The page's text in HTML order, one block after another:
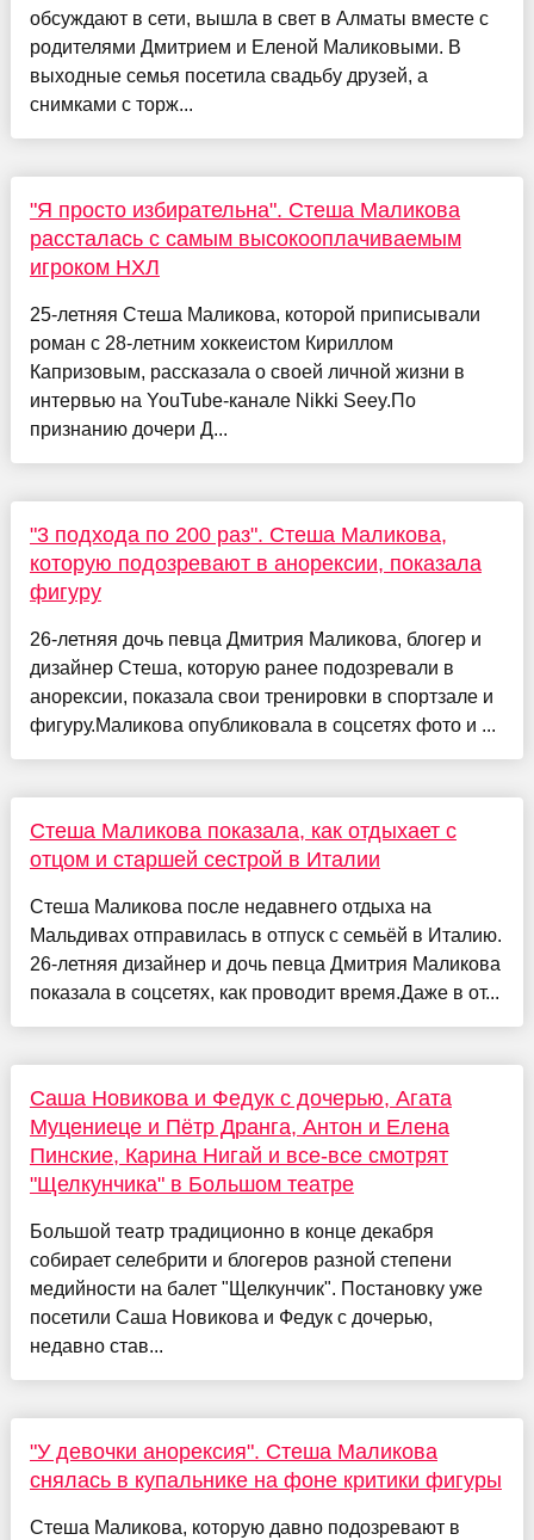
обсуждают в сети, вышла в свет в Алматы вместе с
родителями Дмитрием и Еленой Маликовыми. В
выходные семья посетила свадьбу друзей, а
снимками с торж...
"Я просто избирательна". Стеша Маликова
рассталась с самым высокооплачиваемым
игроком НХЛ
25-летняя Стеша Маликова, которой приписывали
роман с 28-летним хоккеистом Кириллом
Капризовым, рассказала о своей личной жизни в
интервью на YouTube-канале Nikki Seey.По
признанию дочери Д...
"3 подхода по 200 раз". Стеша Маликова,
которую подозревают в анорексии, показала
фигуру
26-летняя дочь певца Дмитрия Маликова, блогер и
дизайнер Стеша, которую ранее подозревали в
анорексии, показала свои тренировки в спортзале и
фигуру.Маликова опубликовала в соцсетях фото и ...
Стеша Маликова показала, как отдыхает с
отцом и старшей сестрой в Италии
Стеша Маликова после недавнего отдыха на
Мальдивах отправилась в отпуск с семьёй в Италию.
26-летняя дизайнер и дочь певца Дмитрия Маликова
показала в соцсетях, как проводит время.Даже в от...
Саша Новикова и Федук с дочерью, Агата
Муцениеце и Пётр Дранга, Антон и Елена
Пинские, Карина Нигай и все-все смотрят
"Щелкунчика" в Большом театре
Большой театр традиционно в конце декабря
собирает селебрити и блогеров разной степени
медийности на балет "Щелкунчик". Постановку уже
посетили Саша Новикова и Федук с дочерью,
недавно став...
"У девочки анорексия". Стеша Маликова
снялась в купальнике на фоне критики фигуры
Стеша Маликова, которую давно подозревают в